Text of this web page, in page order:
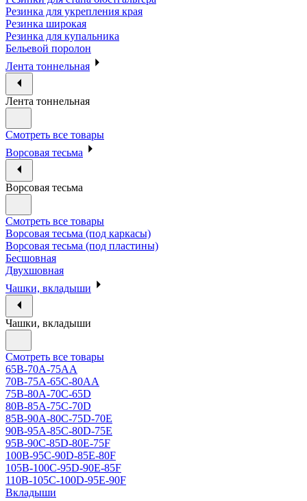
Резинка для укрепления края
Резинка широкая
Резинка для купальника
Бельевой поролон
Лента тоннельная
Лента тоннельная
Смотреть все товары
Ворсовая тесьма
Ворсовая тесьма
Смотреть все товары
Ворсовая тесьма (под каркасы)
Ворсовая тесьма (под пластины)
Бесшовная
Двухшовная
Чашки, вкладыши
Чашки, вкладыши
Смотреть все товары
65B-70A-75АА
70В-75А-65С-80АА
75В-80А-70С-65D
80В-85А-75С-70D
85В-90А-80С-75D-70E
90B-95A-85C-80D-75E
95B-90C-85D-80E-75F
100B-95C-90D-85E-80F
105B-100C-95D-90E-85F
110B-105C-100D-95E-90F
Вкладыши